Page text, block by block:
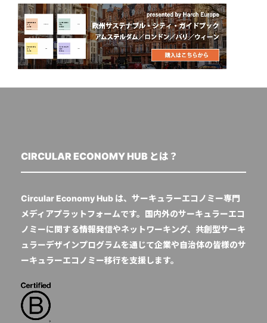
CIRCULAR ECONOMY HUB とは？
Circular Economy Hub は、サーキュラーエコノミー専門
メディアプラットフォームです。国内外のサーキュラーエコ
ノミーに関する情報発信やネットワーキング、共創型サーキ
ュラーデザインプログラムを通じて企業や自治体の皆様のサ
ーキュラーエコノミー移行を支援します。